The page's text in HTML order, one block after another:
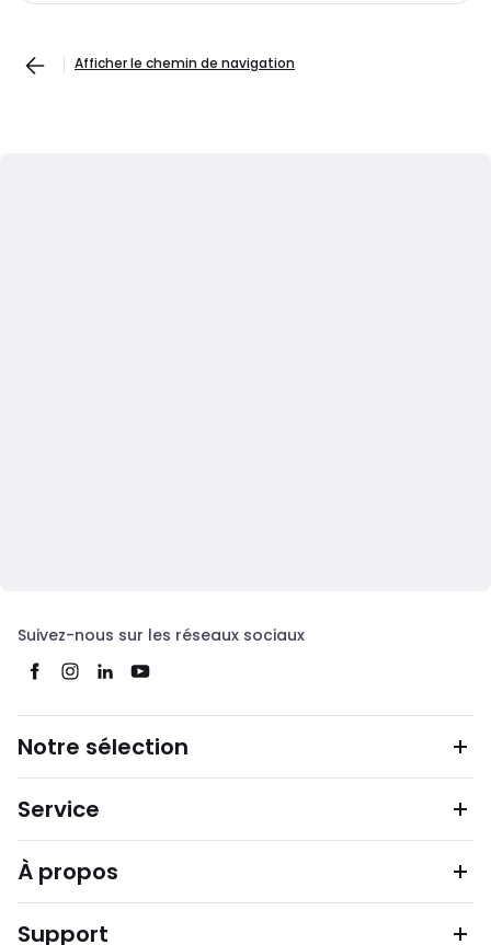
Afficher le chemin de navigation
Suivez-nous sur les réseaux sociaux
Notre sélection
Service
À propos
Support